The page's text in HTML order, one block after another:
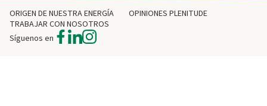
ORIGEN DE NUESTRA ENERGÍA
OPINIONES PLENITUDE
TRABAJAR CON NOSOTROS
Síguenos en